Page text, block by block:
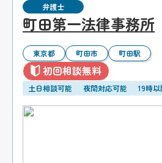
弁護士
町田第一法律事務所
東京都 町田市 町田駅
初回相談無料
土日相談可能 夜間対応可能 19時